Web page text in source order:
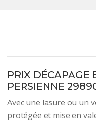
PRIX DÉCAPAGE
PERSIENNE
Avec une lasure ou un
protégée et mise en